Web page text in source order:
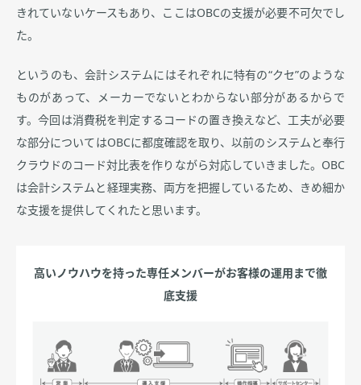
きれていないケースもあり、ここはOBCの支援が必要不可欠でし
た。
というのも、会計システムにはそれぞれに特有の“クセ”のような
ものがあって、メーカーでないとわからない部分があるからで
す。今回は消費税を判定するコードの置き換えなど、工夫が必要
な部分についてはOBCに都度確認を取り、以前のシステムと奉行
クラウドのコード対比表を作りながら対応していきました。OBC
は会計システムと経理実務、両方を把握しているため、きめ細か
な支援を提供してくれたと思います。
高いノウハウを持った専任メンバーがお客様の運用まで徹
底支援